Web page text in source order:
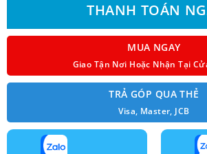
THANH TOÁN
MUA NGAY
Giao Tận Nơi Hoặc Nhận Tại
TRẢ GÓP QUA THẺ
Visa, Master, JCB